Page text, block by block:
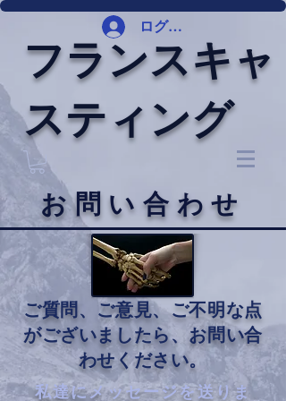
ログイン
フランスキャ
スティング
お問い合わせ
ご質問、ご意見、ご不明な点
がございましたら、お問い合
わせください。
私達にメッセージを送りま